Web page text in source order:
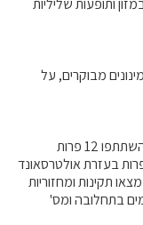
ותופעות שליליות
מבוקרים, על
הניסוי נערך ברפת הניסיונות של מכון וולקני, ובו השתתפו 12 פרות
בעזרת אולטרסאונד
תקינות ומחזוריות
בתחלובה ומס'